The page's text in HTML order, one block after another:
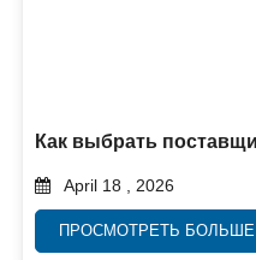
April 18 , 2026
ПРОСМОТРЕТЬ БОЛЬШЕ